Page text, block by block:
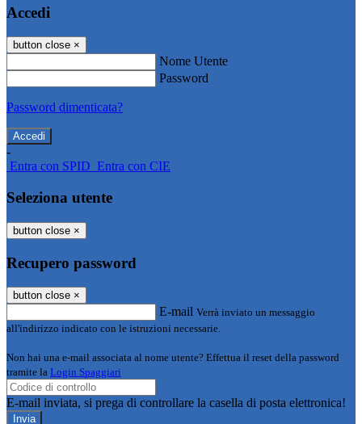
Accedi
button close ×
Nome Utente
Password
Password dimenticata?
-
Entra con SPID Entra con CIE
Seleziona utente
button close ×
Recupero password
button close ×
E-mail Verrà inviato un messaggio
all'indirizzo indicato con le istruzioni necessarie.
Non hai una e-mail associata al nome utente? Effettua il reset della password
tramite la Login Spaggiari
E-mail inviata, si prega di controllare la casella di posta elettronica!